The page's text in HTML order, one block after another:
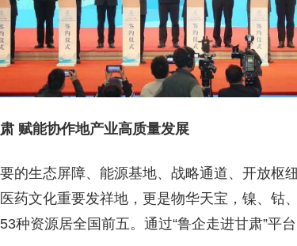
赋能协作地产业高质量发展
的生态屏障、能源基地、战略通道、开放枢
药文化重要发祥地，更是物华天宝，镍、钴
种资源居全国前五。通过“鲁企走进甘肃”平